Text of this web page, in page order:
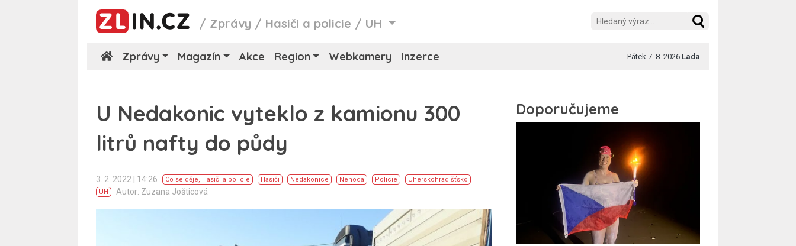
/ Zprávy / Hasiči a policie / UH
Zprávy Magazín Akce Region Webkamery Inzerce Pátek 7. 8. 2026 Lada
U Nedakonic vyteklo z kamionu 300
litrů nafty do půdy
3. 2. 2022 | 14:26 Co se děje, Hasiči a policie Hasiči Nedakonice Nehoda Policie
Uherskohradišťsko
UH
Autor: Zuzana Jošticová